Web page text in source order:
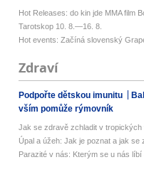
Hot Releases: do kin jde MMA film
Tarotskop 10. 8.—16. 8.
Hot events: Začíná slovenský
Zdraví
Podpořte dětskou imunitu
vším pomůže rýmovník
Jak se zdravě zchladit v tropických
Úpal a úžeh: Jak je poznat a jak se
Parazité v nás: Kterým se u nás líbí